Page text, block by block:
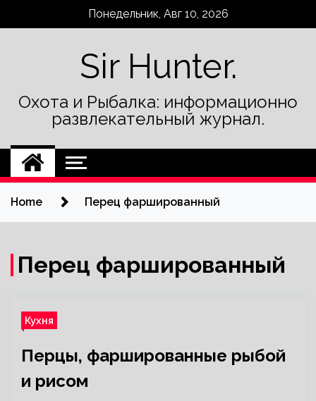
Понедельник, Авг 10, 2026
Sir Hunter.
Охота и Рыбалка: информационно
развлекательный журнал.
Home Перец фаршированный
Перец фаршированный
Кухня
Перцы, фаршированные рыбой
и рисом